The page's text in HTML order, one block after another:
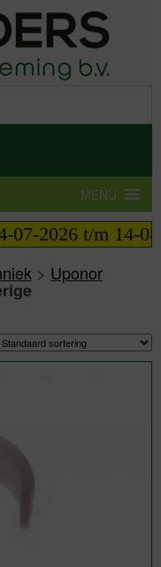
MENU
t/m 14-08-
> Uponor